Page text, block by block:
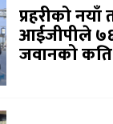
प्रहरीको
आईजीपीले
जवानको